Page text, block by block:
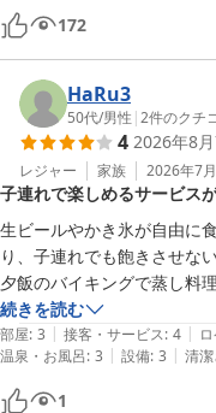
いただけたようで、嬉しく
これからも、お食事・温
ひとときお過ごしいただ
またのご来館を心よりお
堂ヶ島唯一の自家源泉掛
2026-06-12
172
HaRu3
50代/男性 |2件のクチ
4 2026年8
レジャー 家族 2026年7月
子連れで楽しめるサービス
生ビールやかき氷が自由に
り、子連れでも飽きさせな
夕飯のバイキングで蒸し料
が、席の場所のせいでエア
も蒸しあがらず。
スタッフの方に言ったら直
続きを読む
部屋: 3 | 接客・サービス: 4 |
温泉・お風呂: 3 | 設備: 3 | 清潔
1